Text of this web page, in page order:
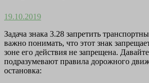
19.10.2019
Задача знака 3.28 запретить
важно понимать, что этот знак
зоне его действия не запрещена.
подразумевают правила дорожного
остановка: